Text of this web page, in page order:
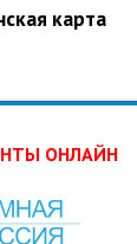
карта
ОНЛАЙН